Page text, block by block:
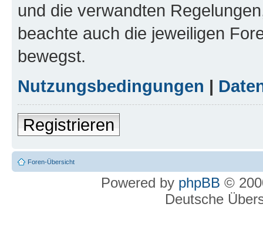
und die verwandten
beachte auch die jeweiligen
bewegst.
Nutzungsbedingungen |
Registrieren
Foren-Übersicht
Powered by phpBB ©
Deutsche